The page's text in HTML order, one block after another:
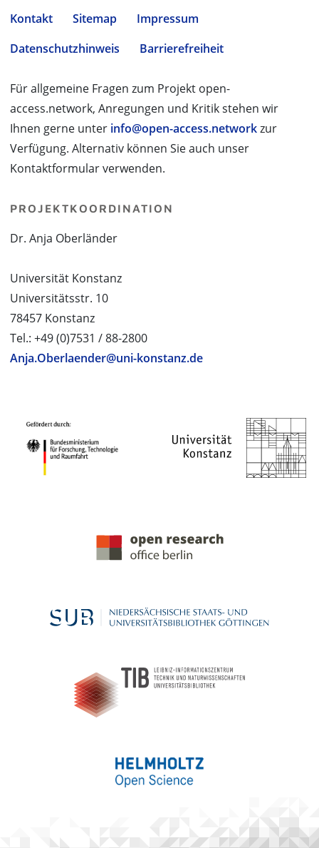
Kontakt Sitemap
Impressum
Datenschutzhinweis
Barrierefreiheit
Für allgemeine Fragen zum Projekt open-
access.network, Anregungen und Kritik stehen wir
Ihnen gerne unter info@open-access.networkzur
Verfügung. Alternativ können Sie auch unser
Kontaktformular verwenden.
PROJEKTKOORDINATION
Dr. Anja Oberländer
Universität Konstanz
Universitätsstr. 10
78457 Konstanz
Tel.: +49 (0)7531 / 88-2800
Anja.Oberlaender@uni-konstanz.de